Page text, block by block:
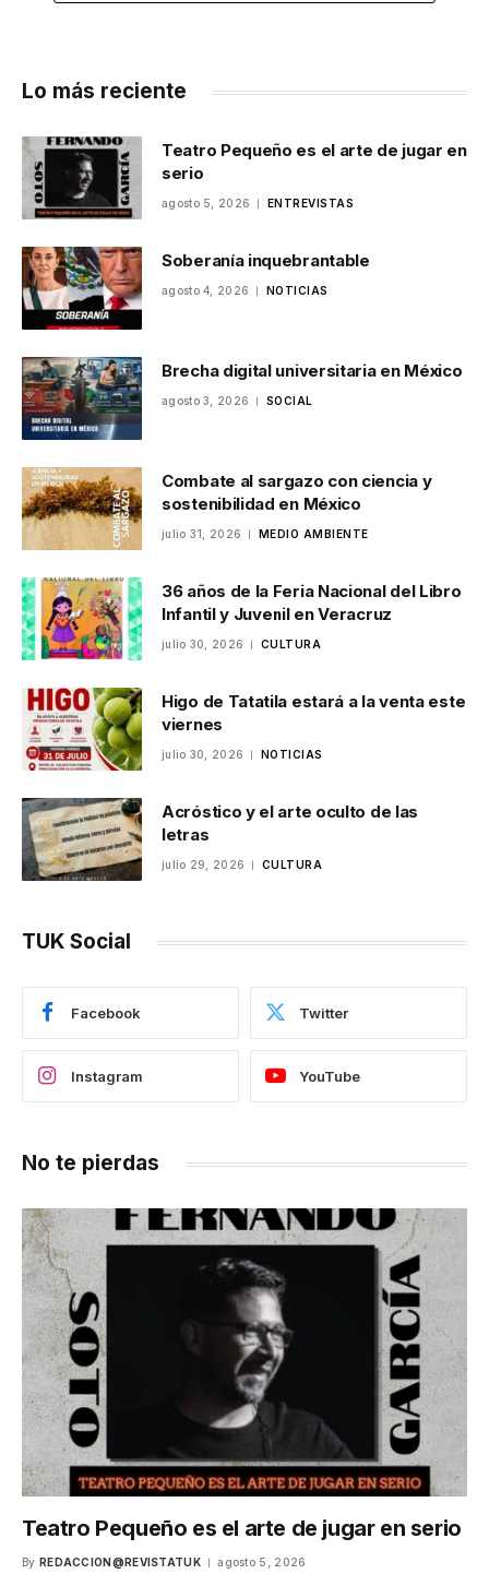
Lo más reciente
Teatro Pequeño es el arte de jugar en
serio
agosto 5, 2026 ENTREVISTAS
Soberanía inquebrantable
agosto 4, 2026 NOTICIAS
Brecha digital universitaria en México
agosto 3, 2026 SOCIAL
Combate al sargazo con ciencia y
sostenibilidad en México
julio 31, 2026 MEDIO AMBIENTE
36 años de la Feria Nacional del Libro
Infantil y Juvenil en Veracruz
julio 30, 2026 CULTURA
Higo de Tatatila estará a la venta este
viernes
julio 30, 2026 NOTICIAS
Acróstico y el arte oculto de las
letras
julio 29, 2026 CULTURA
TUK Social
Facebook Twitter
Instagram YouTube
No te pierdas
Teatro Pequeño es el arte de jugar en serio
By REDACCION@REVISTATUK agosto 5, 2026